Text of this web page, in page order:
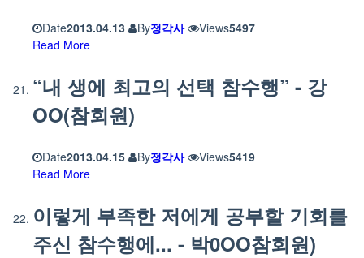
Date2013.04.13 By정각사 Views5497
Read More
“내 생에 최고의 선택 참수행” - 강
OO(참회원)
Date2013.04.15 By정각사 Views5419
Read More
이렇게 부족한 저에게 공부할 기회를
주신 참수행에... - 박0OO참회원)